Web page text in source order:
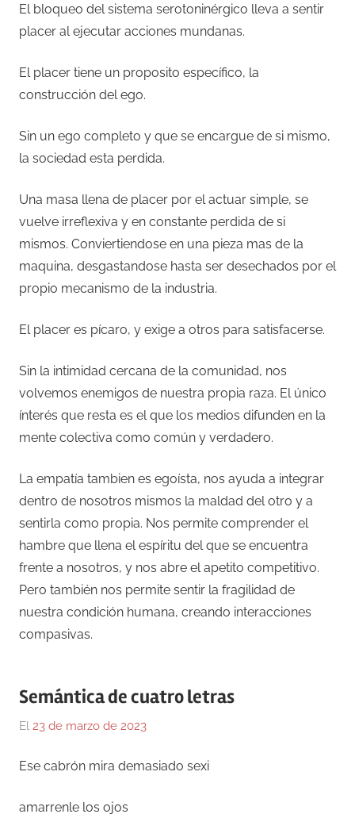
El bloqueo del sistema serotoninérgico lleva a sentir
placer al ejecutar acciones mundanas.
El placer tiene un proposito específico, la
construcción del ego.
Sin un ego completo y que se encargue de si mismo,
la sociedad esta perdida.
Una masa llena de placer por el actuar simple, se
vuelve irreflexiva y en constante perdida de si
mismos. Conviertiendose en una pieza mas de la
maquina, desgastandose hasta ser desechados por el
propio mecanismo de la industria.
El placer es pícaro, y exige a otros para satisfacerse.
Sin la intimidad cercana de la comunidad, nos
volvemos enemigos de nuestra propia raza. El único
ínterés que resta es el que los medios difunden en la
mente colectiva como común y verdadero.
La empatía tambien es egoísta, nos ayuda a integrar
dentro de nosotros mismos la maldad del otro y a
sentirla como propia. Nos permite comprender el
hambre que llena el espíritu del que se encuentra
frente a nosotros, y nos abre el apetito competitivo.
Pero también nos permite sentir la fragilidad de
nuestra condición humana, creando interacciones
compasivas.
Semántica de cuatro letras
El 23 de marzo de 2023
Monraz
Olvidada
Ese cabrón mira demasiado sexi
amarrenle los ojos